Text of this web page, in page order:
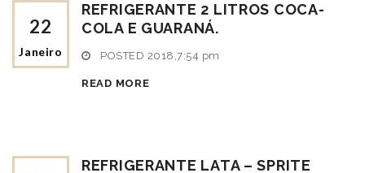
22
Janeiro
REFRIGERANTE 2 LITROS COCA-
COLA E GUARANÁ.
POSTED 2018,7:54 pm
READ MORE
REFRIGERANTE LATA – SPRITE